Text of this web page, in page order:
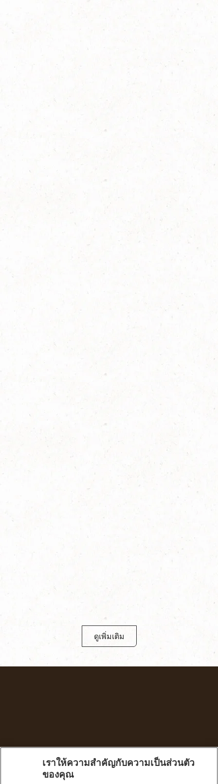
ดูเพิ่มเติม
Thailand (Thai)
เราให้ความสำคัญกับความเป็นส่วนตัว
ของคุณ